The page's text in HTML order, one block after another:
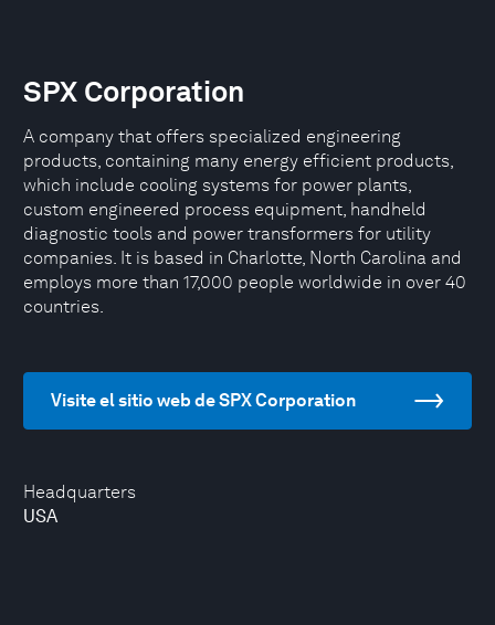
Headquarters
USA
SPX Corporation
A company that offers specialized engineering
products, containing many energy efficient products,
which include cooling systems for power plants,
custom engineered process equipment, handheld
diagnostic tools and power transformers for utility
companies. It is based in Charlotte, North Carolina and
employs more than 17,000 people worldwide in over 40
countries.
Visite el sitio web de SPX Corporation